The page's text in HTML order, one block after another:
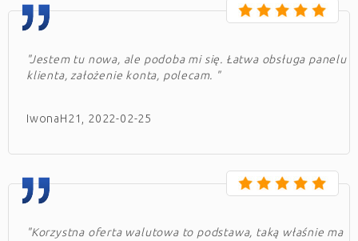
"Jestem tu nowa, ale podoba mi się. Łatwa obsługa panelu
klienta, założenie konta, polecam. "
IwonaH21, 2022-02-25
"Korzystna oferta walutowa to podstawa, taką właśnie ma